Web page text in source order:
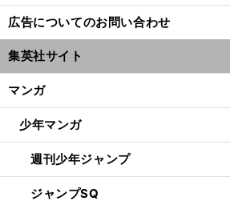
広告についてのお問い合わせ
集英社サイト
マンガ
少年マンガ
週刊少年ジャンプ
ジャンプSQ